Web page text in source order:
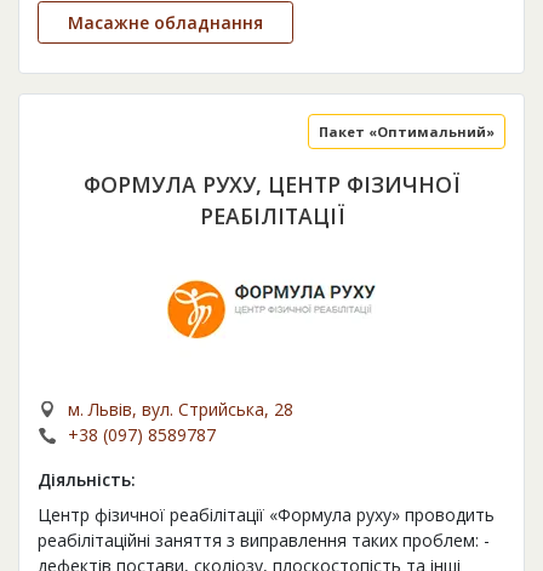
Масажне обладнання
ФОРМУЛА РУХУ, ЦЕНТР ФІЗИЧНОЇ
РЕАБІЛІТАЦІЇ
Пакет «Оптимальний»
м. Львів, вул. Стрийська, 28
+38 (097) 8589787
Діяльність:
Центр фізичної реабілітації «Формула руху» проводить
реабілітаційні заняття з виправлення таких проблем: -
дефектів постави, сколіозу, плоскостопість та інші